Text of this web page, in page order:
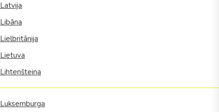
Latvija
Libāna
Lielbritānija
Lietuva
Lihtenšteina
Luksemburga